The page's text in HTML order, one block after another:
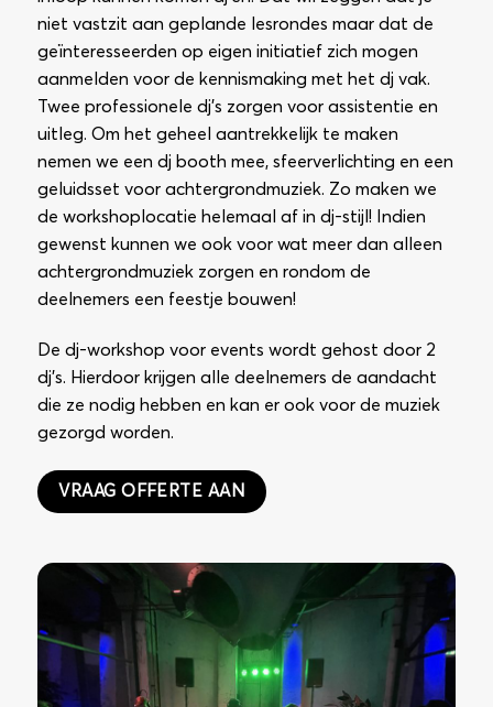
niet vastzit aan geplande lesrondes maar dat de
geïnteresseerden op eigen initiatief zich mogen
aanmelden voor de kennismaking met het dj vak.
Twee professionele dj’s zorgen voor assistentie en
uitleg. Om het geheel aantrekkelijk te maken
nemen we een dj booth mee, sfeerverlichting en een
geluidsset voor achtergrondmuziek. Zo maken we
de workshoplocatie helemaal af in dj-stijl! Indien
gewenst kunnen we ook voor wat meer dan alleen
achtergrondmuziek zorgen en rondom de
deelnemers een feestje bouwen!
De dj-workshop voor events wordt gehost door 2
dj’s. Hierdoor krijgen alle deelnemers de aandacht
die ze nodig hebben en kan er ook voor de muziek
gezorgd worden.
VRAAG OFFERTE AAN